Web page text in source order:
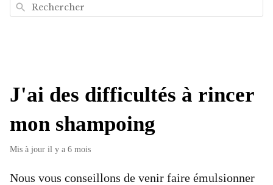
Rechercher
J'ai des difficultés à rincer
mon shampoing
Mis à jour il y a 6 mois
Nous vous conseillons de venir faire émulsionner